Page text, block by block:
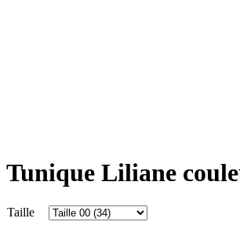
Tunique Liliane
Taille